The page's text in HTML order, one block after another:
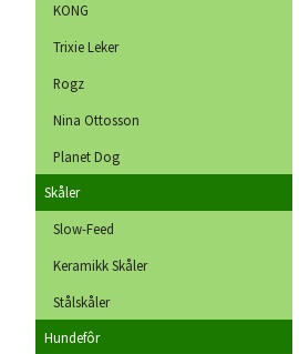
KONG
Trixie Leker
Rogz
Nina Ottosson
Planet Dog
Skåler
Slow-Feed
Keramikk Skåler
Stålskåler
Hundefôr